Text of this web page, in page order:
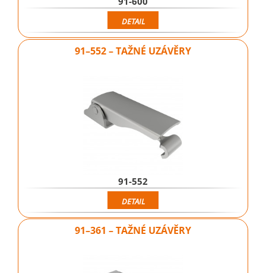
DETAIL
91–552 – TAŽNÉ UZÁVĚRY
91-552
DETAIL
91–361 – TAŽNÉ UZÁVĚRY